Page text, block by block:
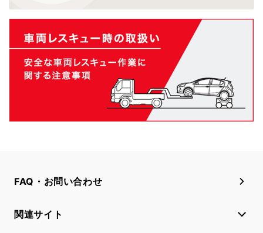
FAQ・お問い合わせ
関連サイト